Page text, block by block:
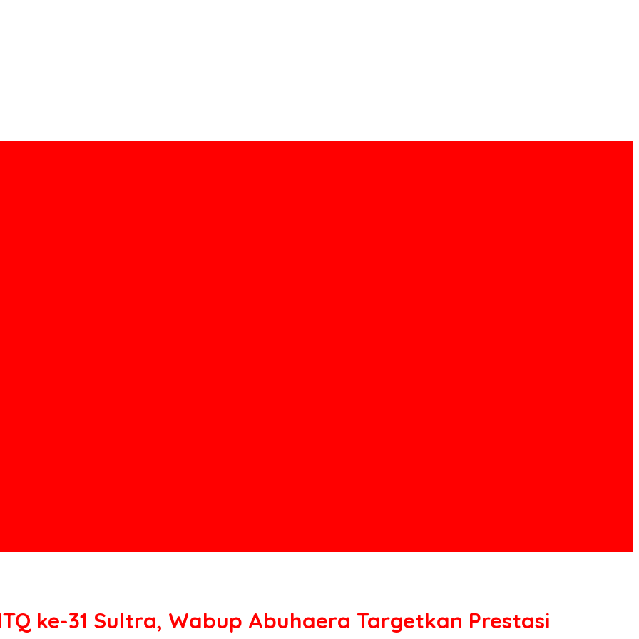
ke-31 Sultra, Wabup Abuhaera Targetkan Prestasi